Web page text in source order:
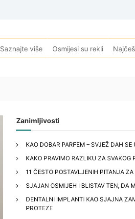
Saznajte više Osmijesi su rekli
Zanimljivosti
KAO DOBAR PARFEM – SVJEŽ DAH SE
KAKO PRAVIMO RAZLIKU ZA SVAKOG
11 ČESTO POSTAVLJENIH PITANJA
SJAJAN OSMIJEH I BLISTAV TEN, DA
DENTALNI IMPLANTI KAO SJAJNA
PROTEZE